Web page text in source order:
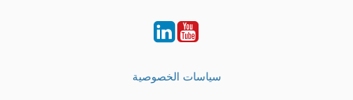
Youtube
LinkedIn
سياسات الخصوصية